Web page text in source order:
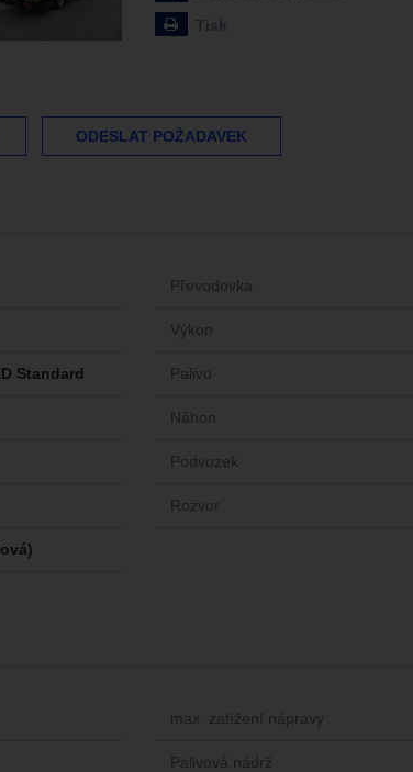
Tisk
ODESLAT POŽADAVEK
Standard
Převodovka
Výkon
Palivo
Náhon
Podvozek
Rozvor
max. zatížení nápravy
Palivová nádrž